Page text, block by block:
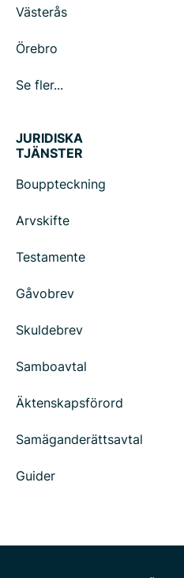
Västerås
Örebro
Se fler...
JURIDISKA
TJÄNSTER
Bouppteckning
Arvskifte
Testamente
Gåvobrev
Skuldebrev
Samboavtal
Äktenskapsförord
Samäganderättsavtal
Guider